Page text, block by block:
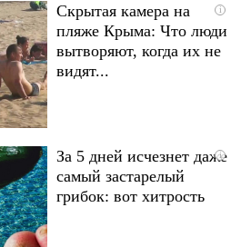
i
Скрытая камера на
пляже Крыма: Что люди
вытворяют, когда их не
видят...
i
За 5 дней исчезнет даже
самый застарелый
грибок: вот хитрость